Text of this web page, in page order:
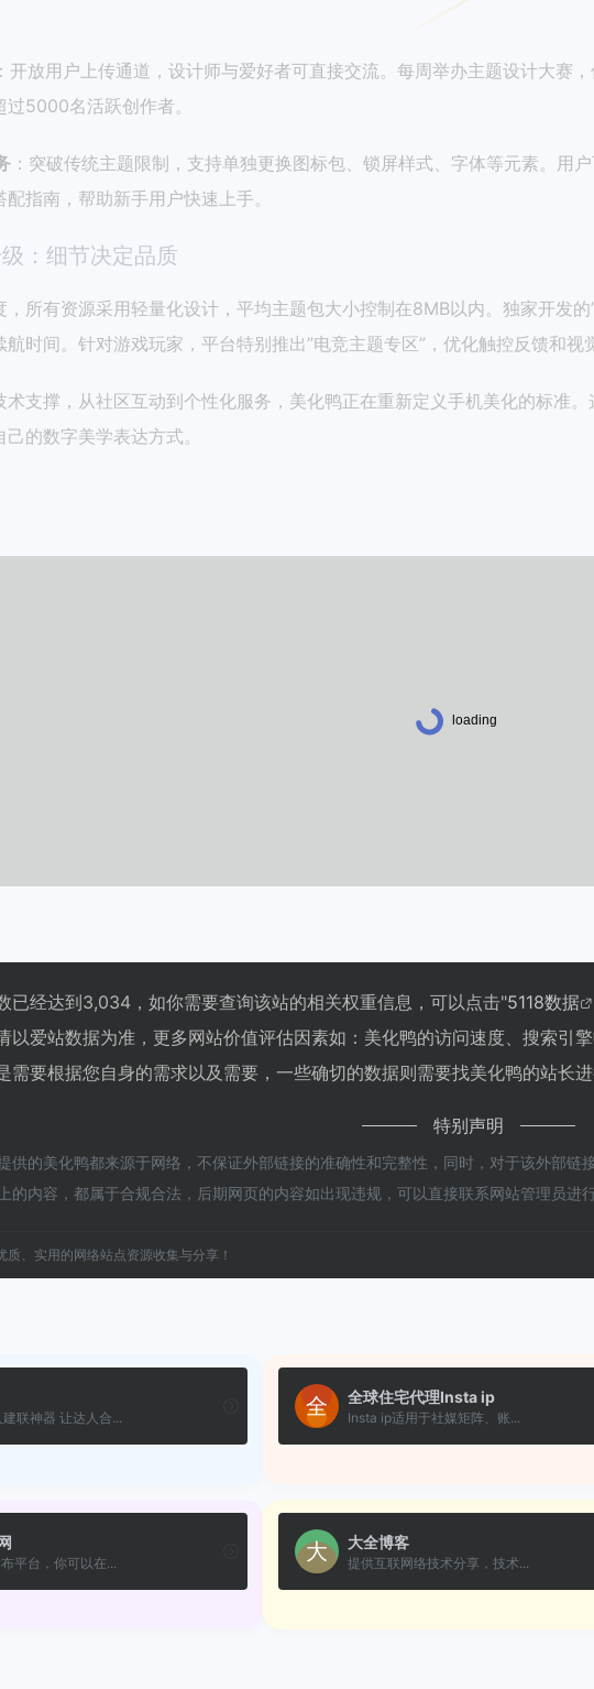
：开放用户上传通道，设计师与爱好者可直接交流。每周举办主题设计大赛
5000名活跃创作者。
：突破传统主题限制，支持单独更换图标包、锁屏样式、字体等元素。用
指南，帮助新手用户快速上手。
：细节决定品质
，所有资源采用轻量化设计，平均主题包大小控制在8MB以内。独家开发
航时间。针对游戏玩家，平台特别推出”电竞主题专区”，优化触控反馈和视
术支撑，从社区互动到个性化服务，美化鸭正在重新定义手机美化的标准
的数字美学表达方式。
已经达到3,034，如你需要查询该站的相关权重信息，可以点击"5118数据
以爱站数据为准，更多网站价值评估因素如：美化鸭的访问速度、搜索引
需要根据您自身的需求以及需要，一些确切的数据则需要找美化鸭的站长
特别声明
供的美化鸭都来源于网络，不保证外部链接的准确性和完整性，同时，对于该外部
的内容，都属于合规合法，后期网页的内容如出现违规，可以直接联系网站管理员进
质、实用的网络站点资源收集与分享！
联神器 让达人合...
全球住宅代理Insta ip
Insta ip适用于社媒矩阵、账...
平台，你可以在...
大全博客
提供互联网络技术分享，技术...